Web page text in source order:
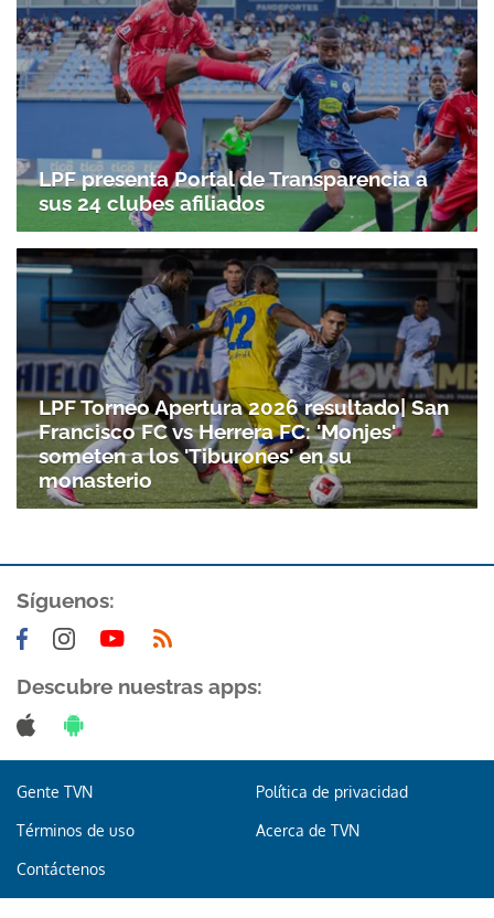
LPF presenta Portal de Transparencia a
sus 24 clubes afiliados
LPF Torneo Apertura 2026 resultado| San
Francisco FC vs Herrera FC: 'Monjes'
someten a los 'Tiburones' en su
monasterio
Síguenos:
Descubre nuestras apps:
Gente TVN Política de privacidad
Términos de uso Acerca de TVN
Contáctenos